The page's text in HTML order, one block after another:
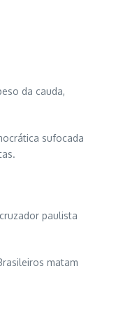
da cauda,
sufocada
paulista
matam